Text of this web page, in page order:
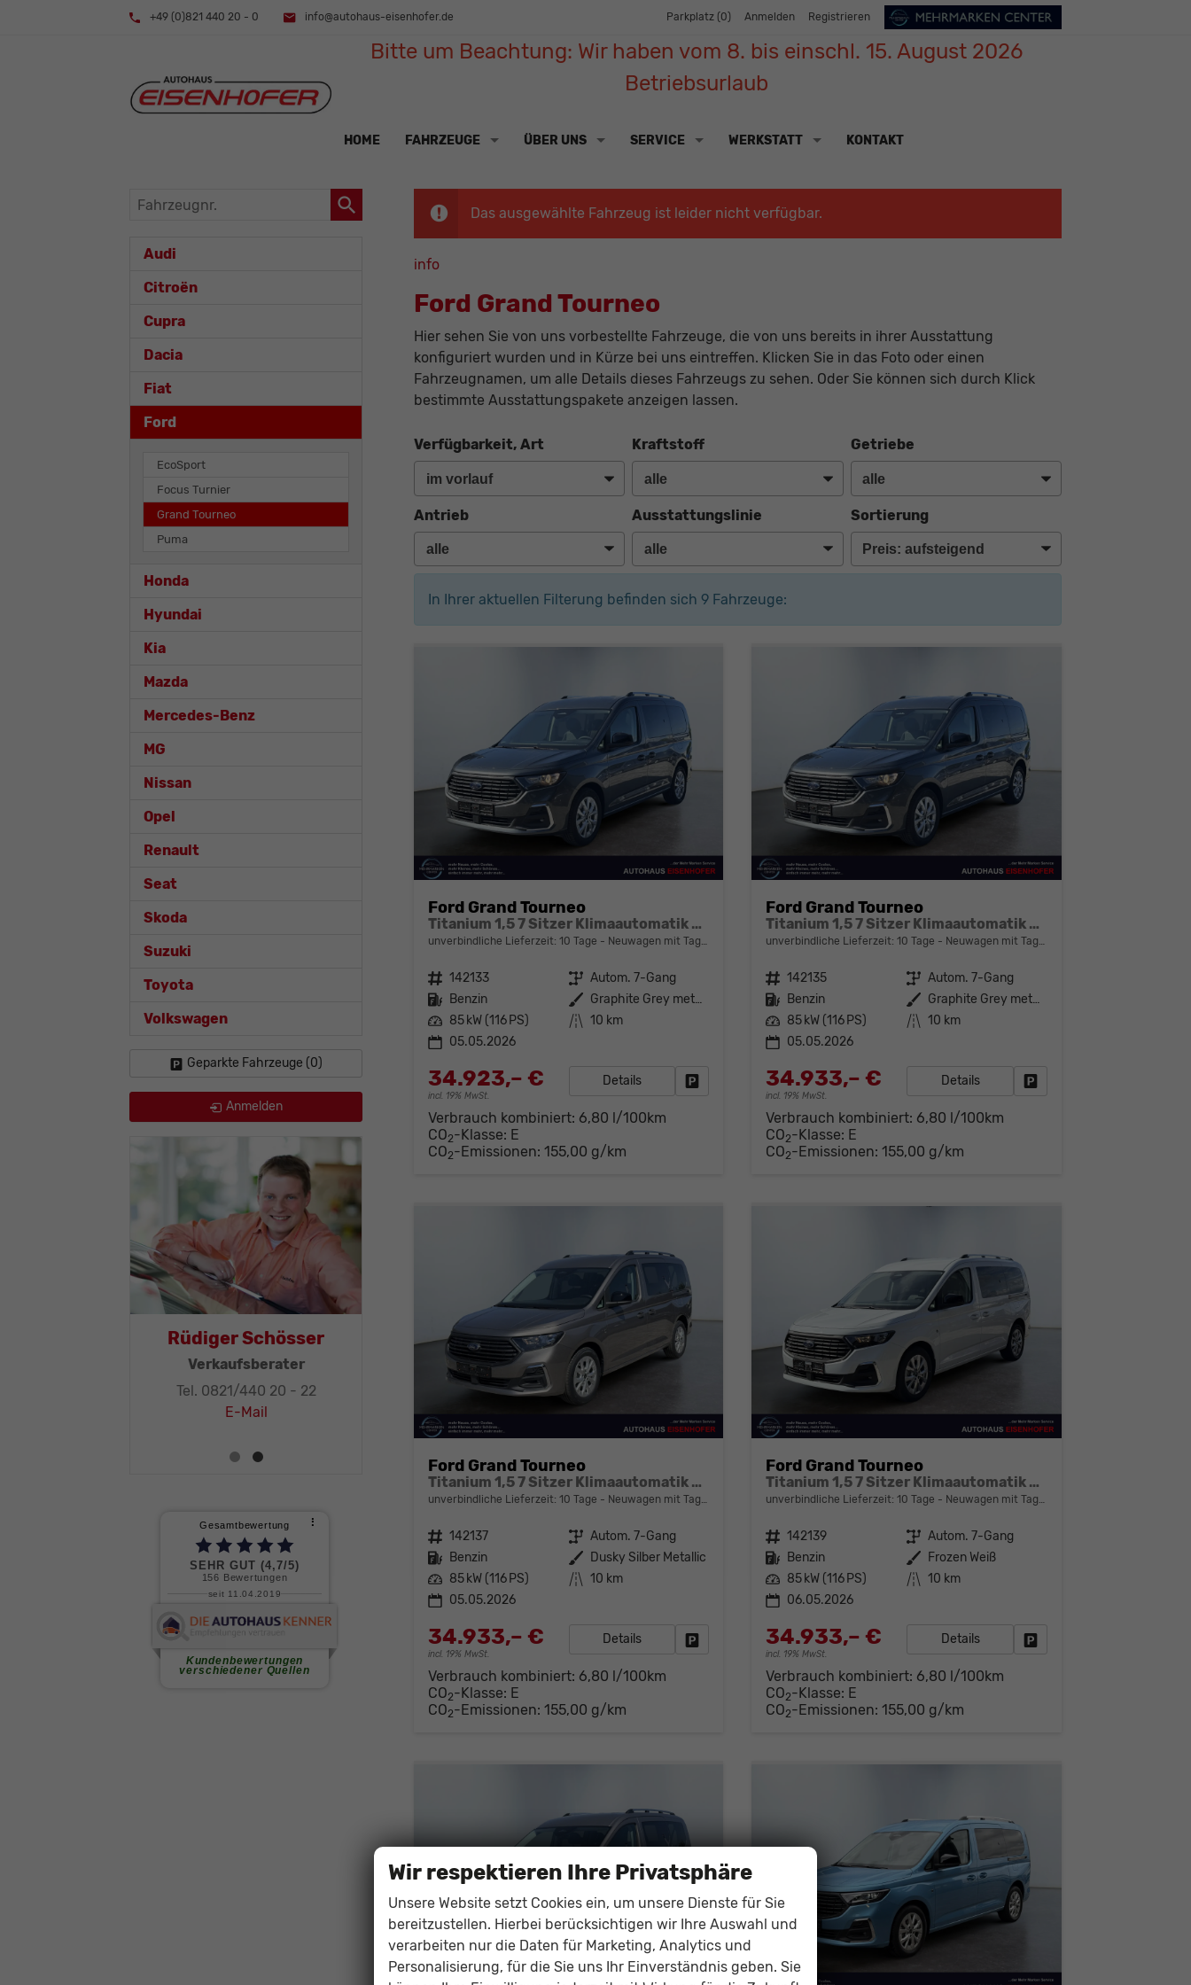
+49 (0)821 440 20 - 0 info@autohaus-eisenhofer.de Parkplatz (0) Anmelden Registrieren
Bitte um Beachtung: Wir haben vom 8. bis einschl. 15. August 2026
Betriebsurlaub
HOME FAHRZEUGE ÜBER UNS SERVICE WERKSTATT KONTAKT
Das ausgewählte Fahrzeug ist leider nicht verfügbar.
info
Ford Grand Tourneo
Hier sehen Sie von uns vorbestellte Fahrzeuge, die von uns bereits in ihrer Ausstattung
konfiguriert wurden und in Kürze bei uns eintreffen. Klicken Sie in das Foto oder einen
Fahrzeugnamen, um alle Details dieses Fahrzeugs zu sehen. Oder Sie können sich durch Klick
bestimmte Ausstattungspakete anzeigen lassen.
Verfügbarkeit, Art Kraftstoff Getriebe
Antrieb Ausstattungslinie Sortierung
In Ihrer aktuellen Filterung befinden sich 9Fahrzeuge:
Ford Grand Tourneo
Titanium 1,5 7 Sitzer Klimaautomatik Anhängerkupplung Sitzheizung Einparkhilfe Kamera 17 Zoll Leichtmetall ACC
unverbindliche Lieferzeit: 10 Tage Neuwagen mit Tageszulassung
Fahrzeugnr. 142133 Getriebe Autom. 7-Gang
Kraftstoff Benzin Außenfarbe
Graphite Grey metallic
Leistung 85 kW (116 PS) Kilometerstand 10 km
05.05.2026
34.923,– €
incl. 19% MwSt.
Details Fahrzeug parken
Verbrauch kombiniert: 6,80 l/100km
CO2-Klasse: E
CO2-Emissionen: 155,00 g/km
Ford Grand Tourneo
Titanium 1,5 7 Sitzer Klimaautomatik Anhängerkupplung Sitzheizung Einparkhilfe Kamera 17 Zoll Leichtmetall ACC
unverbindliche Lieferzeit:10 Tage Neuwagen mit Tageszulassung
Fahrzeugnr. 142135 Getriebe Autom. 7-Gang
Kraftstoff Benzin Außenfarbe
Graphite Grey metallic
Leistung 85 kW (116 PS) Kilometerstand 10 km
05.05.2026
34.933,– €
incl. 19% MwSt.
Details
Verbrauch kombiniert: 6,80 l/100km
CO2-Klasse: E
CO2-Emissionen:155,00 g/km
Ford Grand Tourneo
Titanium 1,5 7 Sitzer Klimaautomatik Anhängerkupplung Sitzheizung Einparkhilfe Kamera 17 Zoll Leichtmetall ACC
unverbindliche Lieferzeit: 10 Tage Neuwagen mit Tageszulassung
Fahrzeugnr. 142137 Getriebe Autom. 7-Gang
Kraftstoff Benzin Außenfarbe Dusky Silber Metallic
Leistung 85 kW (116 PS) Kilometerstand 10 km
05.05.2026
34.933,– €
incl. 19% MwSt.
Details Fahrzeug parken
Verbrauch kombiniert: 6,80 l/100km
CO2-Klasse: E
CO2-Emissionen: 155,00 g/km
Ford Grand Tourneo
Titanium 1,5 7 Sitzer Klimaautomatik Anhängerkupplung Sitzheizung Einparkhilfe Kamera 17 Zoll Leichtmetall ACC
unverbindliche Lieferzeit:10 Tage Neuwagen mit Tageszulassung
Fahrzeugnr. 142139 Getriebe Autom. 7-Gang
Kraftstoff Benzin Außenfarbe Frozen Weiß
Leistung 85 kW (116 PS) Kilometerstand 10 km
06.05.2026
34.933,– €
incl. 19% MwSt.
Details
Verbrauch kombiniert: 6,80 l/100km
CO2-Klasse: E
CO2-Emissionen:155,00 g/km
Fahrzeugnr.
Audi
Citroën
Cupra
Dacia
Fiat
Ford
EcoSport
Focus Turnier
Grand Tourneo
Puma
Honda
Hyundai
Kia
Mazda
Mercedes-Benz
MG
Nissan
Opel
Renault
Seat
Skoda
Suzuki
Toyota
Volkswagen
Geparkte Fahrzeuge (0)
Anmelden
Rüdiger Schösser
Verkaufsberater
Tel. 0821/440 20 - 22
E-Mail
Wir respektieren Ihre Privatsphäre
Unsere Website setzt Cookies ein, um unsere Dienste für Sie
bereitzustellen. Hierbei berücksichtigen wir Ihre Auswahl und
verarbeiten nur die Daten für Marketing, Analytics und
Personalisierung, für die Sie uns Ihr Einverständnis geben. Sie